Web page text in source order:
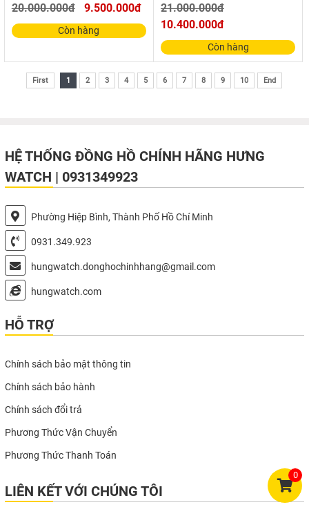
20.000.000đ 9.500.000đ
Còn hàng
21.000.000đ
10.400.000đ
Còn hàng
First 1 2 3 4 5 6 7 8 9 10 End
HỆ THỐNG ĐỒNG HỒ CHÍNH HÃNG HƯNG
WATCH | 0931349923
Phường Hiệp Bình, Thành Phố Hồ Chí Minh
0931.349.923
hungwatch.donghochinhhang@gmail.com
hungwatch.com
HỖ TRỢ
Chính sách bảo mật thông tin
Chính sách bảo hành
Chính sách đổi trả
Phương Thức Vận Chuyển
Phương Thức Thanh Toán
LIÊN KẾT VỚI CHÚNG TÔI
0